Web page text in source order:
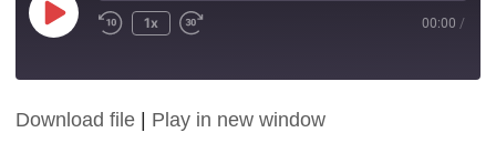
Play
Episode
1x 00:00 /
SHARE
Download file Play in new window